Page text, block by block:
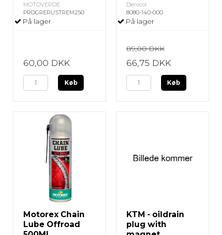
MOTOVERDE
PROGRERUSTREM250
På lager
60,00 DKK
Køb
Denicol
8080-140-000
På lager
89,00 DKK
66,75 DKK
Køb
Motorex Chain
Lube Offroad
KTM - oildrain
plug with